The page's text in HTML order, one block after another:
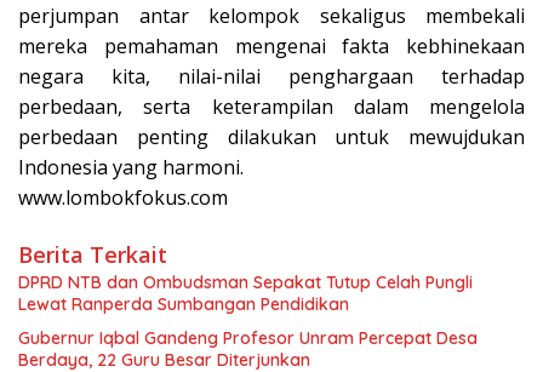
perjumpan antar kelompok sekaligus membekali
mereka pemahaman mengenai fakta kebhinekaan
negara kita, nilai-nilai penghargaan terhadap
perbedaan, serta keterampilan dalam mengelola
perbedaan penting dilakukan untuk mewujdukan
Indonesia yang harmoni.
www.lombokfokus.com
Berita Terkait
DPRD NTB dan Ombudsman Sepakat Tutup Celah Pungli
Lewat Ranperda Sumbangan Pendidikan
Gubernur Iqbal Gandeng Profesor Unram Percepat Desa
Berdaya, 22 Guru Besar Diterjunkan